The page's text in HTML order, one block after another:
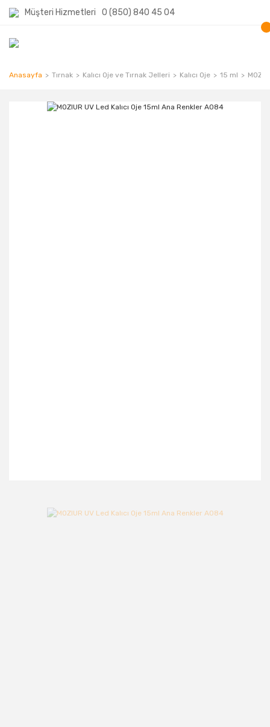
Müşteri Hizmetleri 0 (850) 840 45 04
Anasayfa Tırnak Kalıcı Oje ve Tırnak Jelleri Kalıcı Oje 15 ml